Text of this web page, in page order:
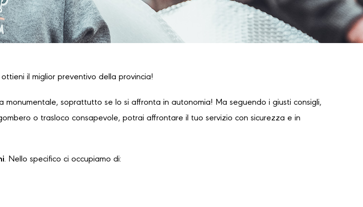
il miglior preventivo della provincia!
monumentale, soprattutto se lo si affronta in autonomia! Ma seguendo i giusti consigli,
o trasloco consapevole, potrai affrontare il tuo servizio con sicurezza e in
. Nello specifico ci occupiamo di: